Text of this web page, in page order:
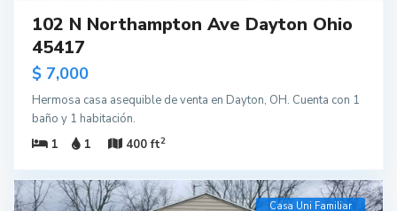
102 N Northampton Ave Dayton Ohio
45417
$ 7,000
Hermosa casa asequible de venta en Dayton, OH. Cuenta con 1
baño y 1 habitación.
1
1 400 ft2
Casa Uni Familiar